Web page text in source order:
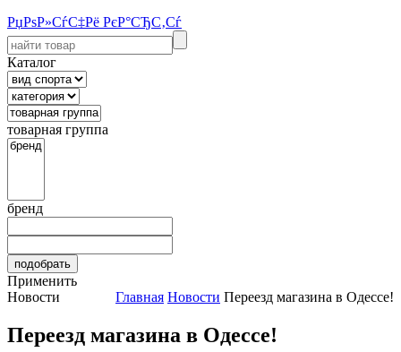
РџРѕР»СѓС‡Рё РєР°СЂС‚Сѓ
Каталог
товарная группа
бренд
Применить
Новости
Главная Новости Переезд магазина в Одессе!
Переезд магазина в Одессе!